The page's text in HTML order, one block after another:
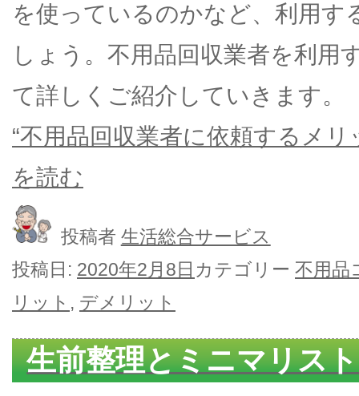
を使っているのかなど、利用
しょう。不用品回収業者を利
て詳しくご紹介していきます。
“不用品回収業者に依頼するメ
を読む
投稿者 生活総合サービス
投稿日: 2020年2月8日 カテゴリー 不用品
リット , デメリット
生前整理とミニマリス